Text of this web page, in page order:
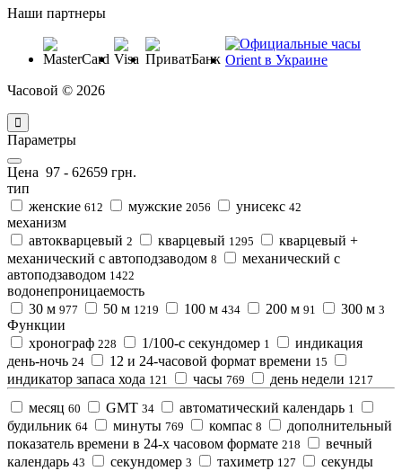
Наши партнеры
Часовой © 2026
Параметры
Цена 97 - 62659 грн.
тип
женские 612 мужские 2056 унисекс 42
механизм
автокварцевый 2 кварцевый 1295
кварцевый +
механический с автоподзаводом 8
механический с
автоподзаводом 1422
водонепроницаемость
30 м 977 50 м 1219 100 м 434 200 м 91 300 м 3
Функции
хронограф 228 1/100-с секундомер 1
индикация
день-ночь 24 12 и 24-часовой формат времени 15
индикатор запаса хода 121 часы 769 день недели 1217
месяц 60 GMT 34 автоматический календарь 1
будильник 64 минуты 769 компас 8
дополнительный
показатель времени в 24-х часовом формате 218
вечный
календарь 43 секундомер 3 тахиметр 127 секунды